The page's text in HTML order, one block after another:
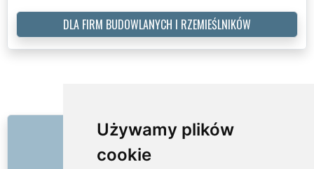
Używamy plików
cookie
DLA FIRM BUDOWLANYCH I RZEMIEŚLNIKÓW
LINKI
O nas